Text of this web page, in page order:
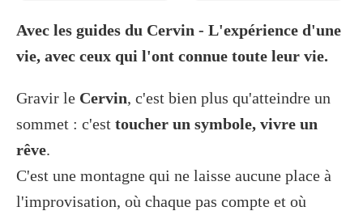
Avec les guides du Cervin - L'expérience d'une
vie, avec ceux qui l'ont connue toute leur vie.
Gravir le Cervin, c'est bien plus qu'atteindre un
sommet : c'est toucher un symbole, vivre un
rêve.
C'est une montagne qui ne laisse aucune place à
l'improvisation, où chaque pas compte et où